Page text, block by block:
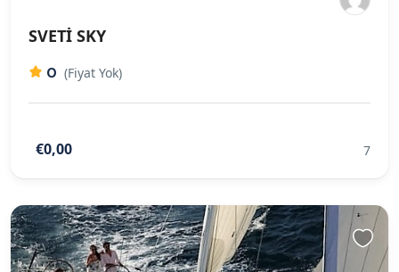
SVETİ SKY
0 (Fiyat Yok)
€0,00 7